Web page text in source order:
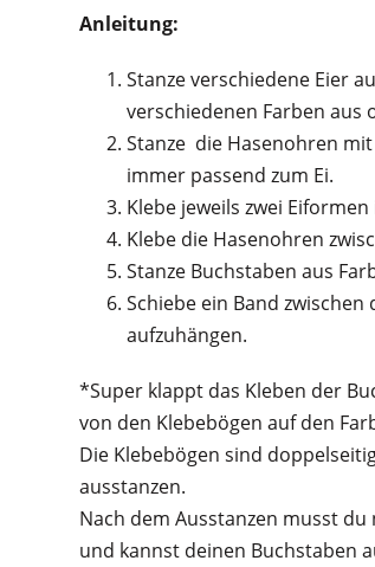
Anleitung:
Stanze verschiedene Eier
verschiedenen Farben aus
Stanze die Hasenohren
immer passend zum Ei.
Klebe jeweils zwei
Klebe die Hasenohren
Stanze Buchstaben aus
Schiebe ein Band
aufzuhängen.
*Super klappt das Kleben der
von den Klebebögen auf den
Die Klebebögen sind
ausstanzen.
Nach dem Ausstanzen musst
und kannst deinen Buchstaben